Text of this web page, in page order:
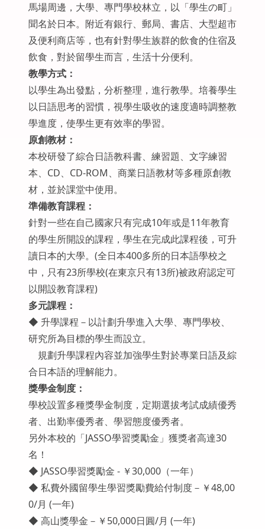
馬場周邊，大學、專門學校林立，以「學生の町」
聞名於日本。附近有銀行、郵局、書店、大型超市
及便利商店等，也有針對學生族群的飲食的住宿及
飲食，對於留學生而言，生活十分便利。
教學方式：
以學生為出發點，分析整理，進行教學。培養學生
以日語思考的習慣，視學生吸收的速度適時調整教
學進度，使學生更有效率的學習。
原創教材：
本校研發了綜合日語教科書、練習題、文字練習
本、CD、CD-ROM、商業日語教材等多種原創教
材，並於課堂中使用。
準備教育課程：
針對一些在自己國家只有完成10年或是11年教育
的學生所開設的課程，學生在完成此課程後，可升
讀日本的大學。(全日本400多所的日本語學校之
中，只有23所學校(在東京只有13所)被政府認定可
以開設教育課程)
多元課程：
◆ 升學課程－以計劃升學進入大學、專門學校、
研究所為目標的學生而設立。
規劃升學課程內容並加強學生對於專業日語及綜
合日本語的理解能力。
獎學金制度：
學校設置多種獎學金制度，定期選拔考試成績優秀
者、出勤率優秀者、學習態度優秀者。
另外本校的「JASSO學習獎勵金」獲獎者高達30
名！
◆ JASSO學習獎勵金 - ￥30,000（一年）
◆ 私費外國留學生學習獎勵費給付制度－￥48,00
0/月 (一年)
◆ 高山獎學金－￥50,000日圓/月 (一年)